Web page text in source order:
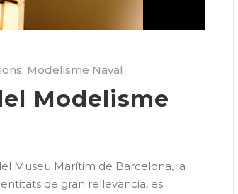
, Modelisme Naval
Modelisme
Museu Marítim de Barcelona, la
de gran rellevància, es